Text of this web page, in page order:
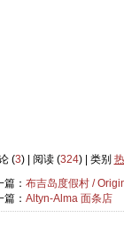
(3) | 阅读 (324) | 类别
篇： 布吉岛度假村 /
篇： Altyn-Alma 面条店